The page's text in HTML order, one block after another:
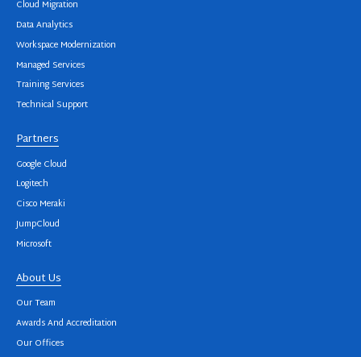
Cloud Migration
Data Analytics
Workspace Modernization
Managed Services
Training Services
Technical Support
Partners
Google Cloud
Logitech
Cisco Meraki
JumpCloud
Microsoft
About Us
Our Team
Awards And Accreditation
Our Offices